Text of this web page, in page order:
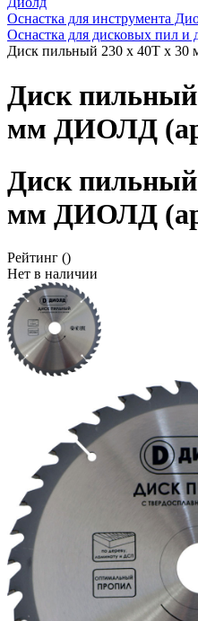
Оснастка для инструмента
Оснастка для дисковых пил
Диск пильный 230 х 40Т х
Диск пильный
мм ДИОЛД
Диск пильный
мм ДИОЛД
Рейтинг ()
Нет в наличии